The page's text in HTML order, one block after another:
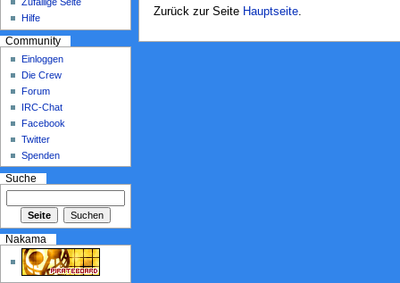
Zurück zur Seite Hauptseite.
Zufällige Seite
Hilfe
Community
Einloggen
Die Crew
Forum
IRC-Chat
Facebook
Twitter
Spenden
Suche
Nakama